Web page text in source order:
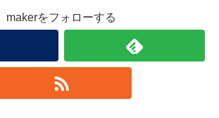
makerをフォローする